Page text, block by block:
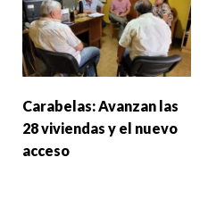
Carabelas: Avanzan las
28 viviendas y el nuevo
acceso